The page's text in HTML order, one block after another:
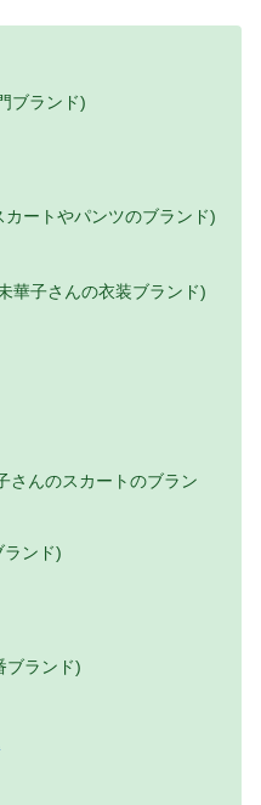
ブランド)
ートやパンツのブランド)
華子さんの衣装ブランド)
さんのスカートのブラン
ランド)
ブランド)